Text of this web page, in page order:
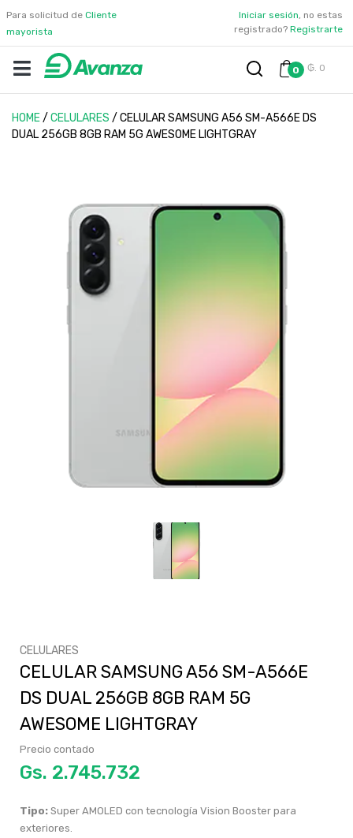
Para solicitud de Cliente
mayorista
Iniciar sesión, no estas
registrado? Registrarte
0 ₲. 0
HOME/ CELULARES / CELULAR SAMSUNG A56 SM-A566E DS
DUAL 256GB 8GB RAM 5G AWESOME LIGHTGRAY
CELULARES
CELULAR SAMSUNG A56 SM-A566E
DS DUAL 256GB 8GB RAM 5G
AWESOME LIGHTGRAY
Precio contado
Gs.
Tipo: Super AMOLED con tecnología Vision Booster para
exteriores.